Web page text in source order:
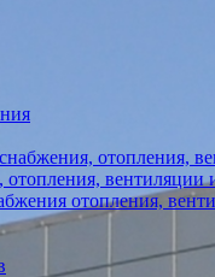
отопления,
отопления,